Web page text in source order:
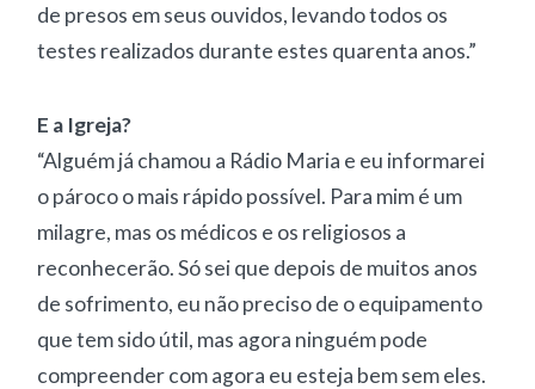
de presos em seus ouvidos, levando todos os
testes realizados durante estes quarenta anos.”
E a Igreja?
“Alguém já chamou a Rádio Maria e eu informarei
o pároco o mais rápido possível. Para mim é um
milagre, mas os médicos e os religiosos a
reconhecerão. Só sei que depois de muitos anos
de sofrimento, eu não preciso de o equipamento
que tem sido útil, mas agora ninguém pode
compreender com agora eu esteja bem sem eles.